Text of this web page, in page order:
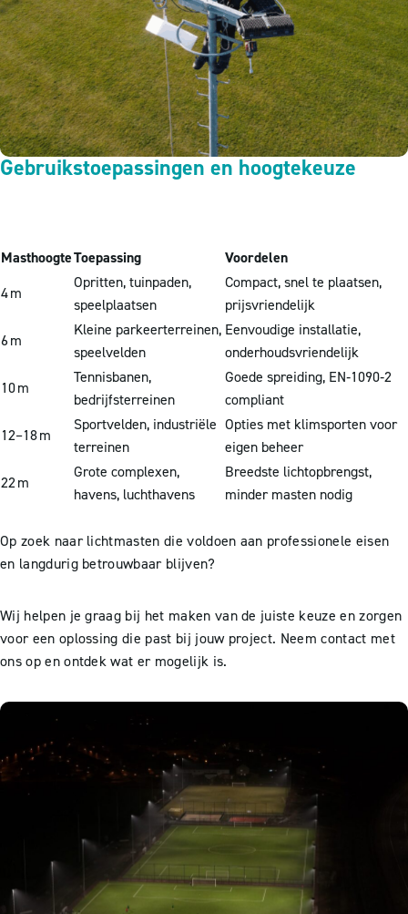
Gebruikstoepassingen en hoogtekeuze
MasthoogteToepassing
Voordelen
4 m
Opritten, tuinpaden,
speelplaatsen
Compact, snel te plaatsen,
prijsvriendelijk
6 m
Kleine parkeerterreinen,
speelvelden
Eenvoudige installatie,
onderhoudsvriendelijk
10 m
Tennisbanen,
bedrijfsterreinen
Goede spreiding, EN‑1090‑2
compliant
12–18 m
Sportvelden, industriële
terreinen
Opties met klimsporten voor
eigen beheer
22 m
Grote complexen,
havens, luchthavens
Breedste lichtopbrengst,
minder masten nodig
Op zoek naar lichtmasten die voldoen aan professionele eisen
en langdurig betrouwbaar blijven?
Wij helpen je graag bij het maken van de juiste keuze en zorgen
voor een oplossing die past bij jouw project. Neem contact met
ons op en ontdek wat er mogelijk is.